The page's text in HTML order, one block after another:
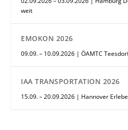
weit
EMOKON 2026
09.09. – 10.09.2026 | ÖAMTC
IAA TRANSPORTATION 2026
15.09. – 20.09.2026 | Hannover